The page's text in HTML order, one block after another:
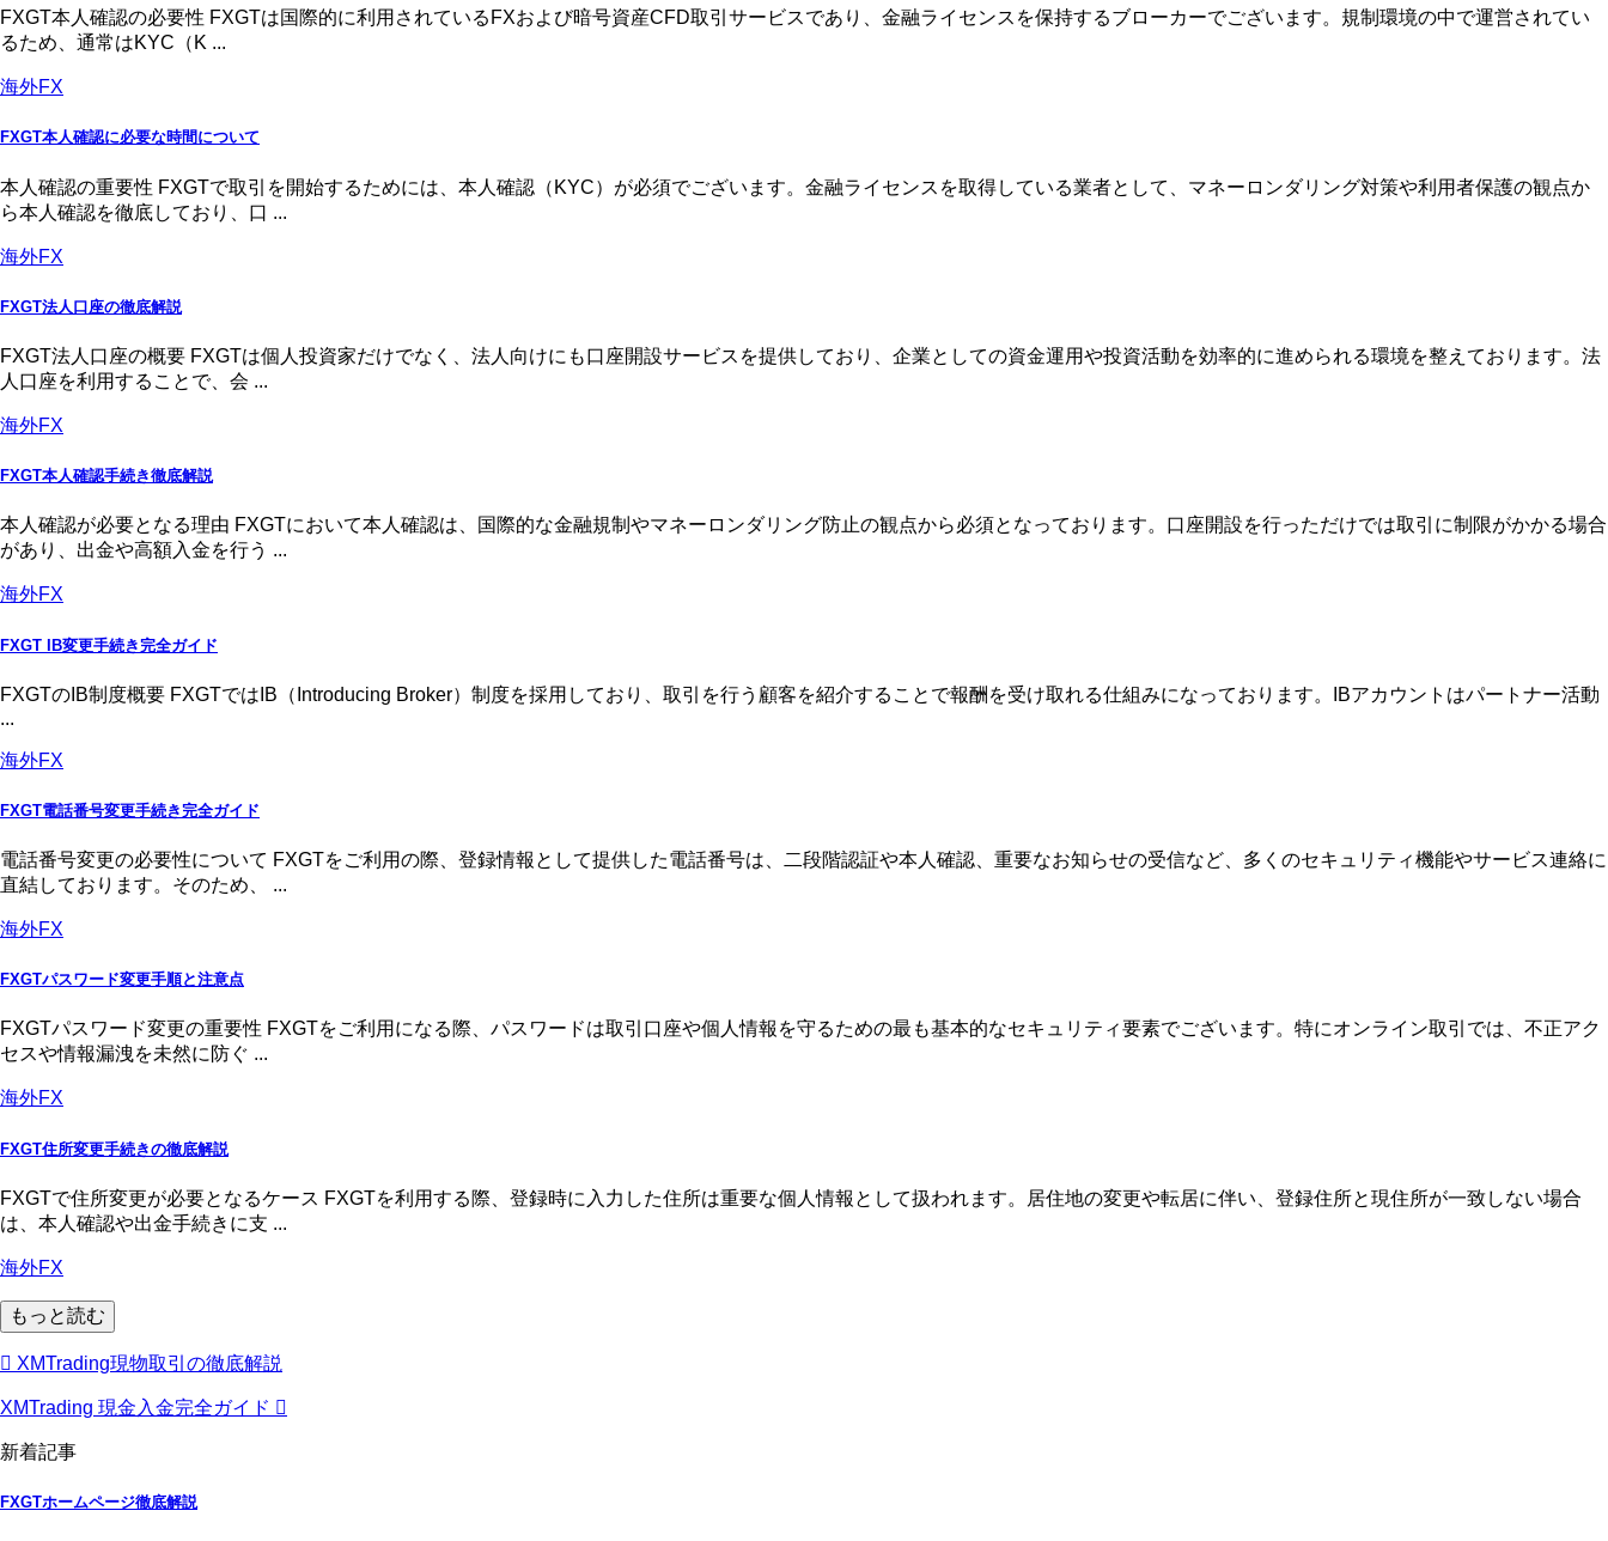
FXGT本人確認の必要性 FXGTは国際的に利用されているFXおよび暗号資産CFD取引サービスであり、金融ライセンスを保持するブローカーでございます。規制環境の中で運営されてい
るため、通常はKYC（K ...
海外FX
FXGT本人確認に必要な時間について
本人確認の重要性 FXGTで取引を開始するためには、本人確認（KYC）が必須でございます。金融ライセンスを取得している業者として、マネーロンダリング対策や利用者保護の観点か
ら本人確認を徹底しており、口 ...
海外FX
FXGT法人口座の徹底解説
FXGT法人口座の概要 FXGTは個人投資家だけでなく、法人向けにも口座開設サービスを提供しており、企業としての資金運用や投資活動を効率的に進められる環境を整えております。法
人口座を利用することで、会 ...
海外FX
FXGT本人確認手続き徹底解説
本人確認が必要となる理由 FXGTにおいて本人確認は、国際的な金融規制やマネーロンダリング防止の観点から必須となっております。口座開設を行っただけでは取引に制限がかかる場合
があり、出金や高額入金を行う ...
海外FX
FXGT IB変更手続き完全ガイド
FXGTのIB制度概要 FXGTではIB（Introducing Broker）制度を採用しており、取引を行う顧客を紹介することで報酬を受け取れる仕組みになっております。IBアカウントはパートナー活動
...
海外FX
FXGT電話番号変更手続き完全ガイド
電話番号変更の必要性について FXGTをご利用の際、登録情報として提供した電話番号は、二段階認証や本人確認、重要なお知らせの受信など、多くのセキュリティ機能やサービス連絡に
直結しております。そのため、 ...
海外FX
FXGTパスワード変更手順と注意点
FXGTパスワード変更の重要性 FXGTをご利用になる際、パスワードは取引口座や個人情報を守るための最も基本的なセキュリティ要素でございます。特にオンライン取引では、不正アク
セスや情報漏洩を未然に防ぐ ...
海外FX
FXGT住所変更手続きの徹底解説
FXGTで住所変更が必要となるケース FXGTを利用する際、登録時に入力した住所は重要な個人情報として扱われます。居住地の変更や転居に伴い、登録住所と現住所が一致しない場合
は、本人確認や出金手続きに支 ...
海外FX
もっと読む
XMTrading現物取引の徹底解説
XMTrading 現金入金完全ガイド
新着記事
FXGTホームページ徹底解説